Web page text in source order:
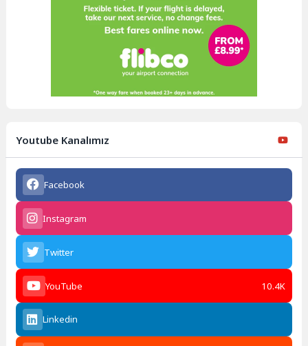
Youtube Kanalımız
Facebook
Instagram
Twitter
YouTube 10.4K
Linkedin